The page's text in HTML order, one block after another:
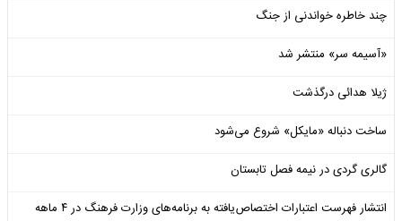
چند خاطره خواندنی از جنگ
«آسیمه سر» منتشر شد
ژیلا هدائی درگذشت
ساخت دنباله «مایکل» شروع می‌شود
گالری گردی در نیمه فصل تابستان
انتشار فهرست اعتبارات اختصاص‌یافته به برنامه‌های وزارت فرهنگ در ۴ ماهه